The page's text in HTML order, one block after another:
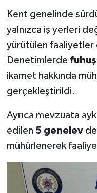
Kent genelinde
yalnızca iş yerleri
yürütülen faaliyetler
Denetimlerde fuhuş
ikamet hakkında
gerçekleştirildi.
Ayrıca mevzuata
edilen 5 genelevde
mühürlenerek
İZMİR
KÜTAHYA
MUĞLA
UŞAK
YURT